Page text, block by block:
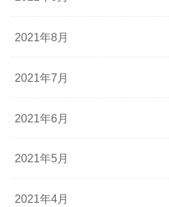
2021年8月
2021年7月
2021年6月
2021年5月
2021年4月